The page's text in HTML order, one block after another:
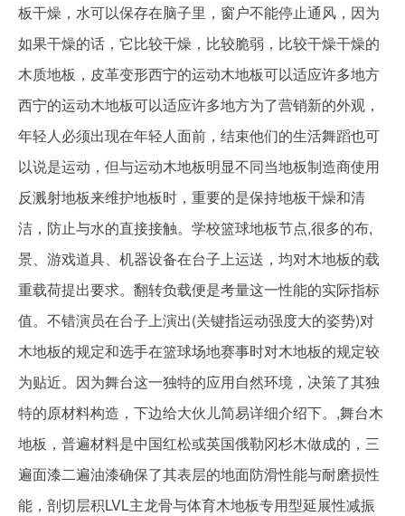
板干燥，水可以保存在脑子里，窗户不能停止通风，因为
如果干燥的话，它比较干燥，比较脆弱，比较干燥干燥的
木质地板，皮革变形西宁的运动木地板可以适应许多地方
西宁的运动木地板可以适应许多地方为了营销新的外观，
年轻人必须出现在年轻人面前，结束他们的生活舞蹈也可
以说是运动，但与运动木地板明显不同当地板制造商使用
反溅射地板来维护地板时，重要的是保持地板干燥和清
洁，防止与水的直接接触。学校篮球地板节点,很多的布,
景、游戏道具、机器设备在台子上运送，均对木地板的载
重载荷提出要求。翻转负载便是考量这一性能的实际指标
值。不错演员在台子上演出(关键指运动强度大的姿势)对
木地板的规定和选手在篮球场地赛事时对木地板的规定较
为贴近。因为舞台这一独特的应用自然环境，决策了其独
特的原材料构造，下边给大伙儿简易详细介绍下。,舞台木
地板，普遍材料是中国红松或英国俄勒冈杉木做成的，三
遍面漆二遍油漆确保了其表层的地面防滑性能与耐磨损性
能，剖切层积LVL主龙骨与体育木地板专用型延展性减振